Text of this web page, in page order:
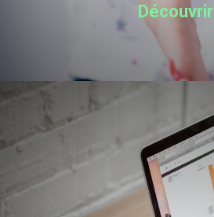
Découvrir